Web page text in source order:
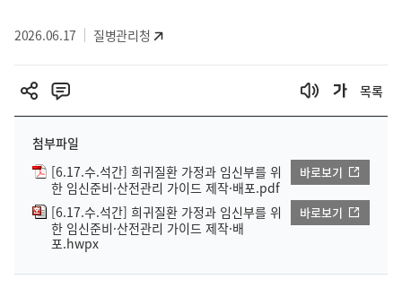
2026.06.17 질병관리청
목록
첨부파일
[6.17.수.석간] 희귀질환 가정과 임신부를 위
한 임신준비·산전관리 가이드 제작·배포.pdf
바로보기
[6.17.수.석간] 희귀질환 가정과 임신부를 위
한 임신준비·산전관리 가이드 제작·배
포.hwpx
바로보기